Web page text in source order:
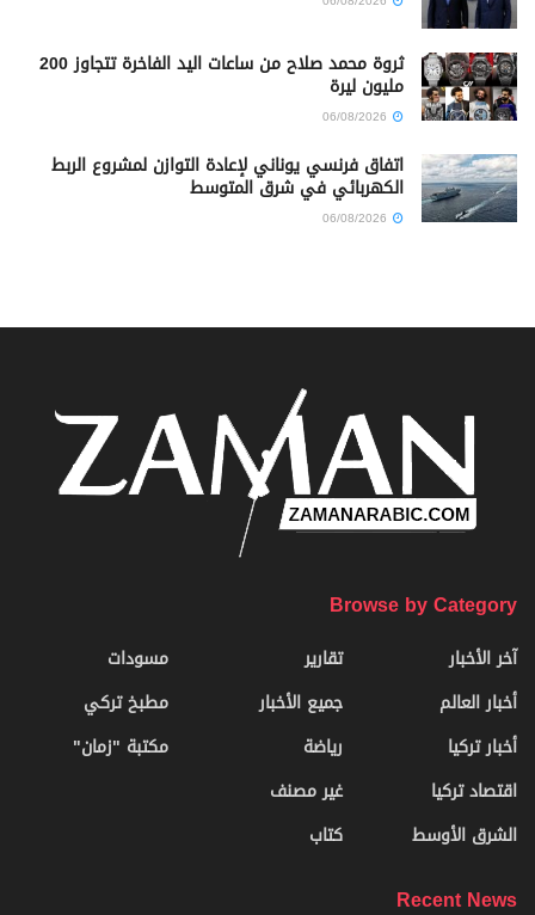
ثروة محمد صلاح من ساعات اليد الفاخرة تتجاوز 200
مليون ليرة
اتفاق فرنسي يوناني لإعادة التوازن لمشروع الربط
الكهربائي في شرق المتوسط
Browse by Category
آخر الأخبار
أخبار العالم
أخبار تركيا
اقتصاد تركيا
الشرق الأوسط
تقارير
جميع الأخبار
رياضة
غير مصنف
كتاب
مسودات
مطبخ تركي
مكتبة "زمان"
Recent News